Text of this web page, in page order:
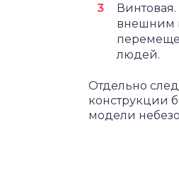
внешним
людей.
Отдельно
конструкции
модели